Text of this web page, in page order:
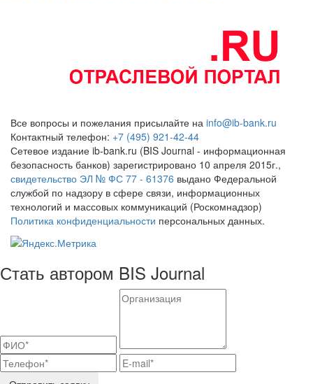
Все вопросы и пожелания присылайте на info@ib-bank.ru
Контактный телефон: +7 (495) 921-42-44
Сетевое издание ib-bank.ru (BIS Journal - информационная
безопасность банков) зарегистрировано 10 апреля 2015г.,
свидетельство ЭЛ № ФС 77 - 61376 выдано Федеральной
службой по надзору в сфере связи, информационных
технологий и массовых коммуникаций (Роскомнадзор)
Политика конфиденциальности персональных данных.
Стать автором BIS Journal